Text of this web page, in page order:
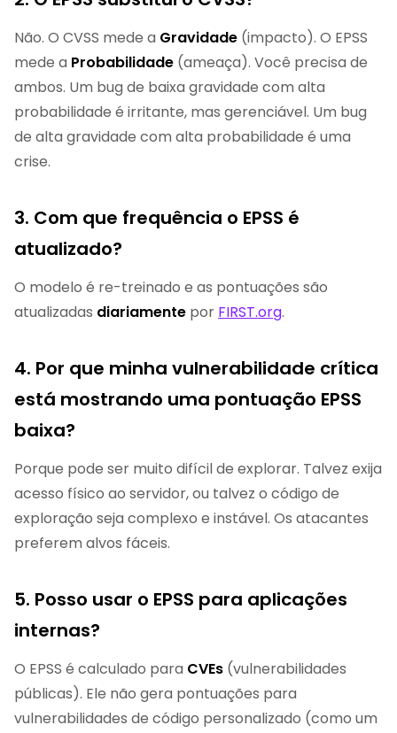
Não. O CVSS mede a Gravidade (impacto). O EPSS
mede a Probabilidade (ameaça). Você precisa de
ambos. Um bug de baixa gravidade com alta
probabilidade é irritante, mas gerenciável. Um bug
de alta gravidade com alta probabilidade é uma
crise.
3. Com que frequência o EPSS é
atualizado?
O modelo é re-treinado e as pontuações são
atualizadas diariamente por FIRST.org.
4. Por que minha vulnerabilidade crítica
está mostrando uma pontuação EPSS
baixa?
Porque pode ser muito difícil de explorar. Talvez exija
acesso físico ao servidor, ou talvez o código de
exploração seja complexo e instável. Os atacantes
preferem alvos fáceis.
5. Posso usar o EPSS para aplicações
internas?
O EPSS é calculado para CVEs (vulnerabilidades
públicas). Ele não gera pontuações para
vulnerabilidades de código personalizado (como um